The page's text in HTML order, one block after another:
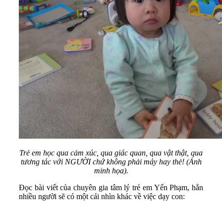
Trẻ em học qua cảm xúc, qua giác quan, qua vật thật, qua
tương tác với NGƯỜI chứ không phải máy hay thẻ! (Ảnh
minh họa).
Đọc bài viết của chuyên gia tâm lý trẻ em Yến Phạm, hẳn
nhiều người sẽ có một cái nhìn khác về việc dạy con: